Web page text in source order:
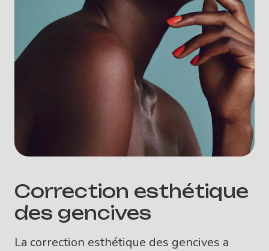
Correction esthétique
des gencives
La correction esthétique des gencives a